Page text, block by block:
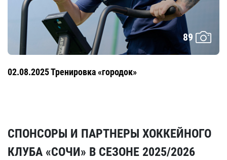
89
02.08.2025 Тренировка «городок»
СПОНСОРЫ И ПАРТНЕРЫ ХОККЕЙНОГО
КЛУБА «СОЧИ» В СЕЗОНЕ 2025/2026